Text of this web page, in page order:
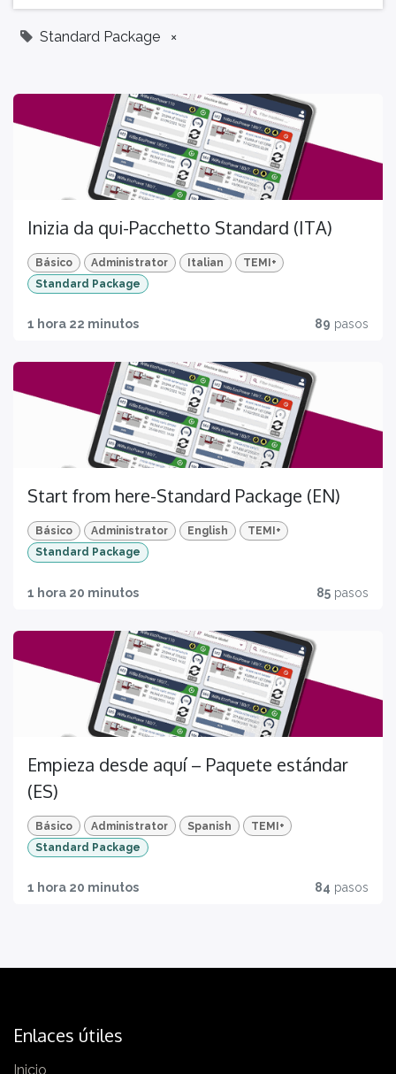
Standard Package ×
Inizia da qui-Pacchetto Standard (ITA)
Básico Administrator Italian
TEMI+
Standard Package
1 hora 22 minutos 89 pasos
Start from here-Standard Package (EN)
Básico Administrator English
TEMI+
Standard Package
1 hora 20 minutos 85 pasos
Empieza desde aquí – Paquete estándar
(ES)
Básico Administrator Spanish
TEMI+
Standard Package
1 hora 20 minutos 84 pasos
Enlaces útiles
Inicio